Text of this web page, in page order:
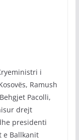
i
Ramush
Pacolli,
drejt
presidenti
e Ballkanit